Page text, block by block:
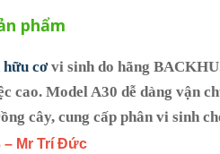
phẩm
cơ vi sinh do hãng
cao. Model A30 dễ dàng vận
cây, cung cấp phân vi sinh
– Mr Trí Đức